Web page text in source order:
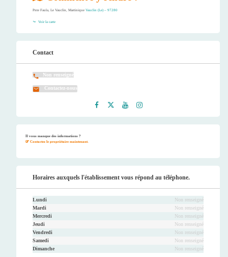
Pnte Faula, Le Vauclin, Martinique Vauclin (Le) – 97280
Voir la carte
Contact
Non renseigné
Contactez-nous
Il vous manque des informations ?
Contactez le propriétaire maintenant.
Horaires auxquels l'établissement vous répond au téléphone.
Lundi
Non renseigné
Mardi
Non renseigné
Mercredi
Non renseigné
Jeudi
Non renseigné
Vendredi
Non renseigné
Samedi
Non renseigné
Dimanche
Non renseigné